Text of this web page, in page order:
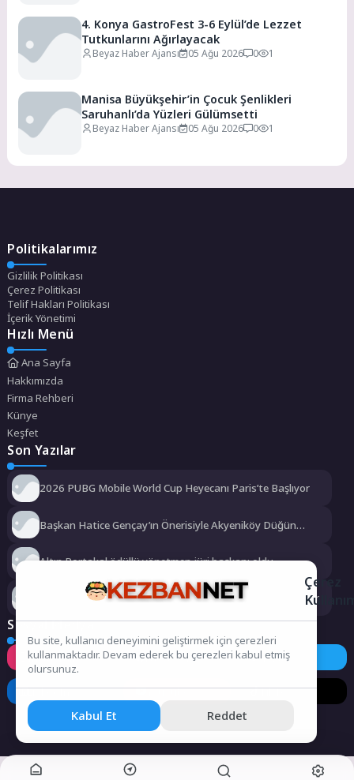
4. Konya GastroFest 3-6 Eylül’de Lezzet
Tutkunlarını Ağırlayacak
Beyaz Haber Ajansı 05 Ağu 2026 0 1
Manisa Büyükşehir’in Çocuk Şenlikleri
Saruhanlı’da Yüzleri Gülümsetti
Beyaz Haber Ajansı 05 Ağu 2026 0 1
Politikalarımız
Gizlilik Politikası
Çerez Politikası
Telif Hakları Politikası
İçerik Yönetimi
Hızlı Menü
Ana Sayfa
Hakkımızda
Firma Rehberi
Künye
Keşfet
Son Yazılar
2026 PUBG Mobile World Cup Heyecanı Paris’te Başlıyor
Başkan Hatice Gençay’ın Önerisiyle Akyeniköy Düğün
Altın Portakal ödüllü yönetmen jüri başkanı oldu
Rauf Denktaş ve Bülent Ecevit Bulvarı yolları asfaltlanıyor
Sosyal Medya
Instagram Facebook Twitter
LinkedIn YouTube TikTok
Çerez
Bu site, kullanıcı deneyimini geliştirmek için çerezleri
kullanmaktadır. Devam ederek bu çerezleri kabul etmiş
olursunuz.
Kabul Et Reddet